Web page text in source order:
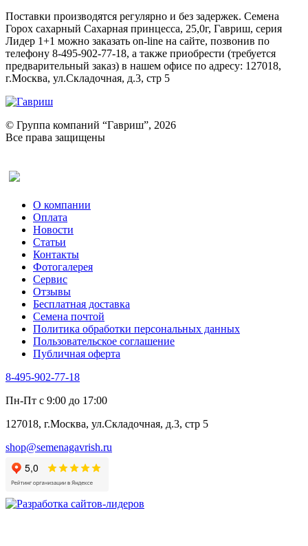
Поставки производятся регулярно и без задержек. Семена
Горох сахарный Сахарная принцесса, 25,0г, Гавриш, серия
Лидер 1+1 можно заказать on-line на сайте, позвонив по
телефону 8-495-902-77-18, а также приобрести (требуется
предварительный заказ) в нашем офисе по адресу: 127018,
г.Москва, ул.Складочная, д.3, стр 5
© Группа компаний “Гавриш”, 2026
Все права защищены
О компании
Оплата
Новости
Статьи
Контакты
Фотогалерея​
Сервис
Отзывы
Бесплатная доставка
Семена почтой
Политика обработки персональных данных
Пользовательское соглашение
Публичная оферта
8-495-902-77-18
Пн-Пт с 9:00 до 17:00
127018, г.Москва, ул.Складочная, д.3, стр 5
shop@semenagavrish.ru